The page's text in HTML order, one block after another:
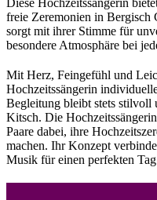
freie Zeremonien in Bergisch
sorgt mit ihrer Stimme für
besondere Atmosphäre bei
Mit Herz, Feingefühl und
Hochzeitssängerin
Begleitung bleibt stets stilvoll
Kitsch. Die
Paare dabei, ihre
machen. Ihr Konzept
Musik für einen perfekten